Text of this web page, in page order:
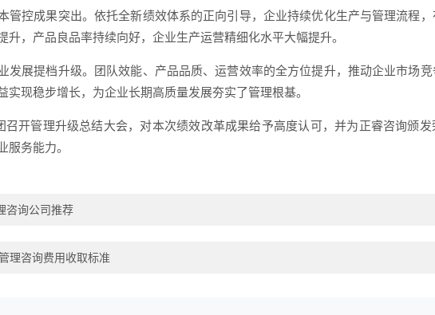
管控成果突出。依托全新绩效体系的正向引导，企业持续优化生产与管理流程
升，产品良品率持续向好，企业生产运营精细化水平大幅提升。
发展提档升级。团队效能、产品品质、运营效率的全方位提升，推动企业市场
实现稳步增长，为企业长期高质量发展夯实了管理根基。
召开管理升级总结大会，对本次绩效改革成果给予高度认可，并为正睿咨询颁
服务能力。
咨询公司推荐
理咨询费用收取标准